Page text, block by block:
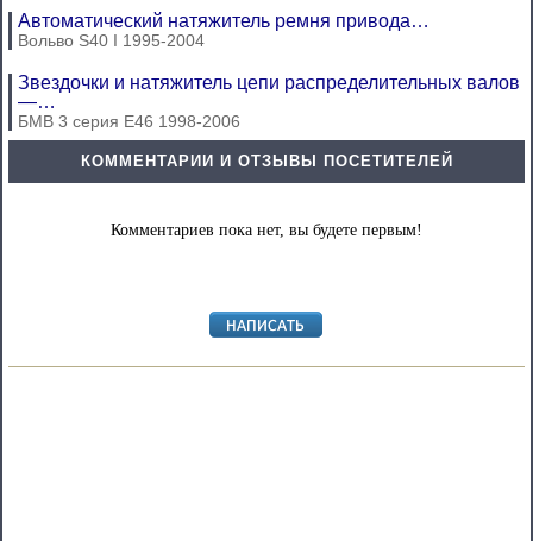
Автоматический натяжитель ремня привода…
Вольво S40 I 1995-2004
Звездочки и натяжитель цепи распределительных валов
—…
БМВ 3 серия Е46 1998-2006
КОММЕНТАРИИ И ОТЗЫВЫ ПОСЕТИТЕЛЕЙ
Комментариев пока нет, вы будете первым!